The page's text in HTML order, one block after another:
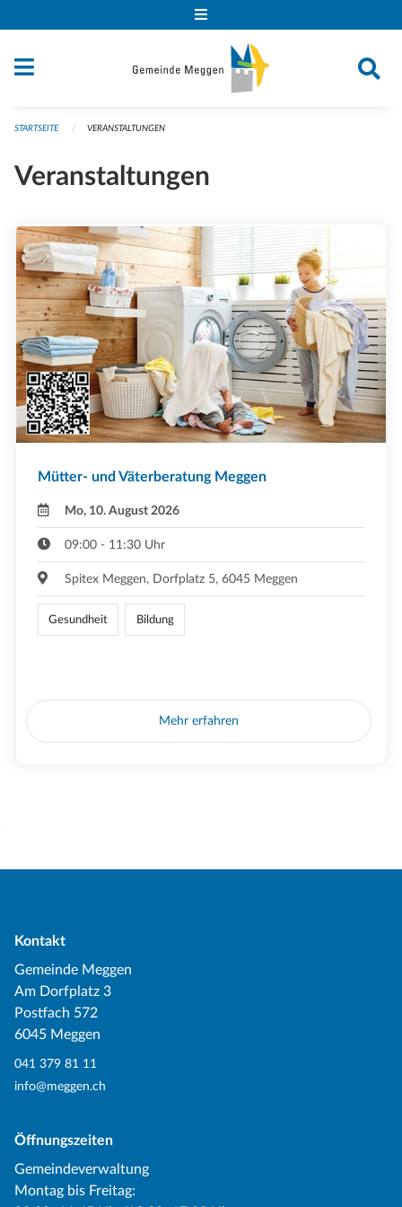
STARTSEITE VERANSTALTUNGEN
Veranstaltungen
Mütter- und Väterberatung Meggen
Mo, 10. August 2026
09:00 - 11:30 Uhr
Spitex Meggen, Dorfplatz 5, 6045 Meggen
Gesundheit Bildung
Mehr erfahren
Kontakt
Gemeinde Meggen
Am Dorfplatz 3
Postfach 572
6045 Meggen
041 379 81 11
info@meggen.ch
Öffnungszeiten
Gemeindeverwaltung
Montag bis Freitag: